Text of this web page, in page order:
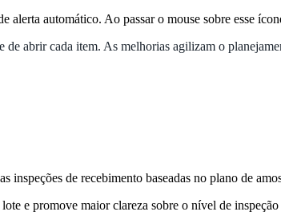
automático. Ao passar o mouse sobre esse
abrir cada item. As melhorias agilizam o
inspeções de recebimento baseadas no plano de
e promove maior clareza sobre o nível de